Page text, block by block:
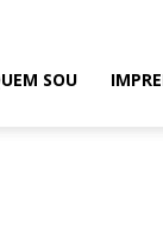
SOU